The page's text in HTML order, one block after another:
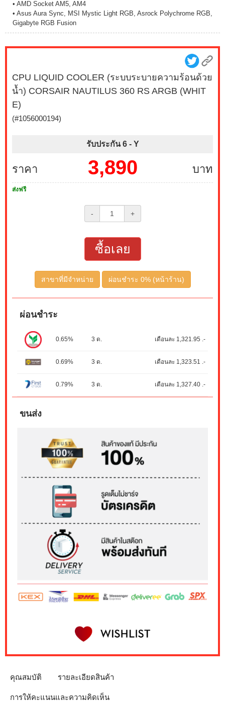
• AMD Socket AM5, AM4
• Asus Aura Sync, MSI Mystic Light RGB, Asrock Polychrome RGB,
Gigabyte RGB Fusion
CPU LIQUID COOLER (ระบบระบายความร้อนด้วย
น้ำ) CORSAIR NAUTILUS 360 RS ARGB (WHIT
E)
(#1056000194)
รับประกัน 6 - Y
ราคา บาท
3,890
ส่งฟรี
- +
ซื้อเลย
สาขาที่มีจำหน่าย ผ่อนชำระ 0% (หน้าร้าน)
ผ่อนชำระ
0.65% 3 ด. เดือนละ 1,321.95 .-
0.69% 3 ด. เดือนละ 1,323.51 .-
0.79% 3 ด. เดือนละ 1,327.40 .-
ขนส่ง
คุณสมบัติ รายละเอียดสินค้า
การให้คะแนนและความคิดเห็น